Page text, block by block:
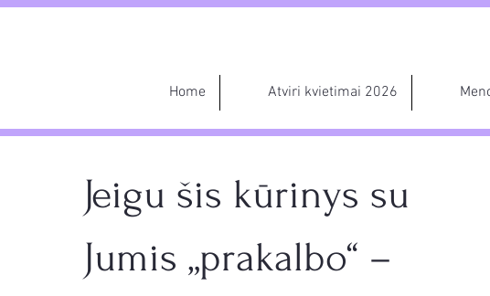
Home Atviri kvietimai 2026
Jeigu šis kūrinys su
Jumis „prakalbo“ –